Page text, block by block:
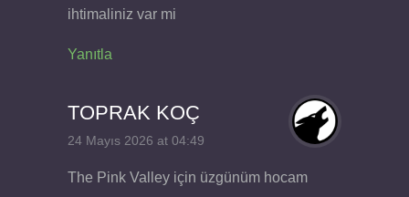
ihtimaliniz var mi
Yanıtla
TOPRAK KOÇ
24 Mayıs 2026 at 04:49
The Pink Valley için üzgünüm hocam